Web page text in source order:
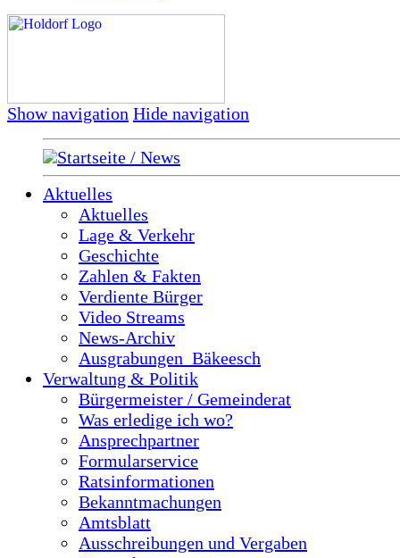
Show navigation Hide navigation
Startseite / News
Aktuelles
Aktuelles
Lage & Verkehr
Geschichte
Zahlen & Fakten
Verdiente Bürger
Video Streams
News-Archiv
Ausgrabungen_Bäkeesch
Verwaltung & Politik
Bürgermeister / Gemeinderat
Was erledige ich wo?
Ansprechpartner
Formularservice
Ratsinformationen
Bekanntmachungen
Amtsblatt
Ausschreibungen und Vergaben